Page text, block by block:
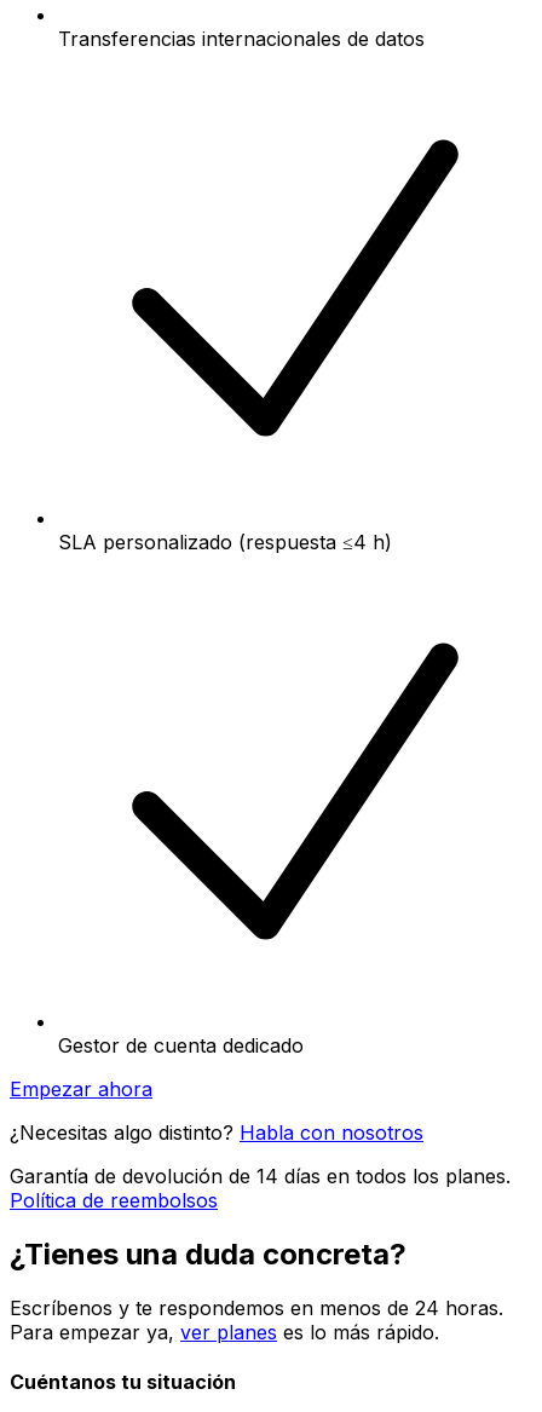
Transferencias internacionales de datos
SLA personalizado (respuesta ≤4 h)
Gestor de cuenta dedicado
Empezar ahora
¿Necesitas algo distinto? Habla con nosotros
Garantía de devolución de 14 días en todos los planes.
Política de reembolsos
¿Tienes una duda concreta?
Escríbenos y te respondemos en menos de 24 horas.
Para empezar ya, ver planes es lo más rápido.
Cuéntanos tu situación